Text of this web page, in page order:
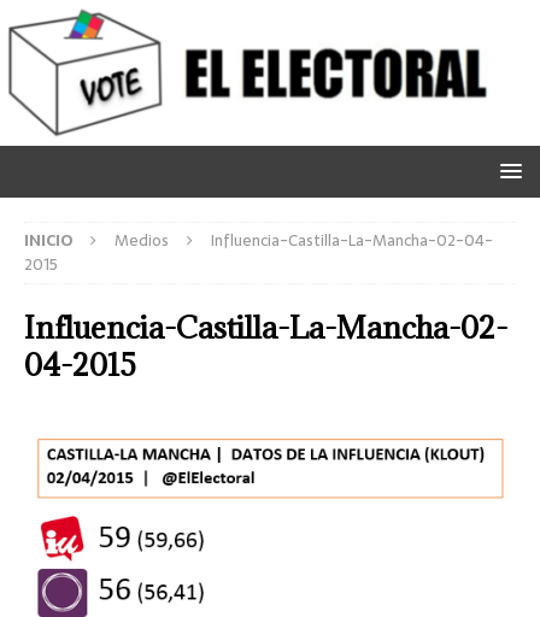
INICIO Medios
Influencia-Castilla-La-Mancha-02-04-
2015
Influencia-Castilla-La-Mancha-02-
04-2015